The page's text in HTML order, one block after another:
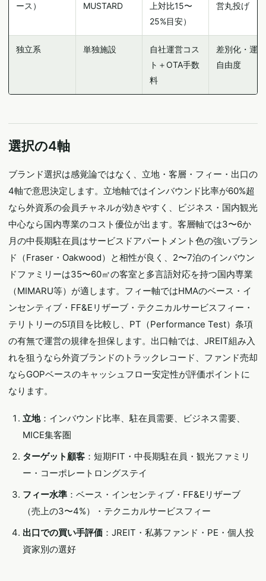
ース）
MUSTARD
上対比15〜
25%目安）
営丸投げ
独立系 単独施設
自社運営コス
ト＋OTA手数
料
差別化・運営
自由度
選択の4軸
ブランド選択は感覚論ではなく、立地・客層・フィー・出口の
4軸で意思決定します。立地軸ではインバウンド比率が60%超
なら外資系の会員チャネルが効きやすく、ビジネス・国内観光
中心なら国内専業のコスト優位が出ます。客層軸では3〜6か
月の中長期駐在員はサービスドアパートメント色の強いブラン
ド（Fraser・Oakwood）と相性が良く、2〜7泊のインバウン
ドファミリーは35〜60㎡の客室と多言語対応を持つ国内専業
（MIMARU等）が適します。フィー軸ではHMAのベース・イ
ンセンティブ・FF&Eリザーブ・テクニカルサービスフィー・
テリトリーの5項目を比較し、PT（Performance Test）条項
の有無で運営の規律を担保します。出口軸では、JREIT組み入
れを狙うなら外資ブランドのトラックレコード、ファンド売却
ならGOPベースのキャッシュフロー安定性が評価ポイントに
なります。
立地：インバウンド比率、駐在員需要、ビジネス需要、
MICE集客圏
ターゲット顧客 ：短期FIT・中長期駐在員・観光ファミリ
ー・コーポレートロングステイ
フィー水準 ：ベース・インセンティブ・FF&Eリザーブ
（売上の3〜4%）・テクニカルサービスフィー
出口での買い手評価 ：JREIT・私募ファンド・PE・個人投
資家別の選好